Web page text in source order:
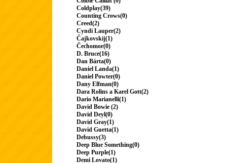
Coldplay(39)
Counting Crows(0)
Creed(2)
Cyndi Lauper(2)
Čajkovskij(1)
Čechomor(0)
D. Bruce(16)
Dan Bárta(0)
Daniel Landa(1)
Daniel Powter(0)
Dany Elfman(0)
Dara Rolins a Karel Gott(2)
Dario Marianelli(1)
David Bowie (2)
David Deyl(0)
David Gray(1)
David Guetta(1)
Debussy(3)
Deep Blue Something(0)
Deep Purple(1)
Demi Lovato(1)